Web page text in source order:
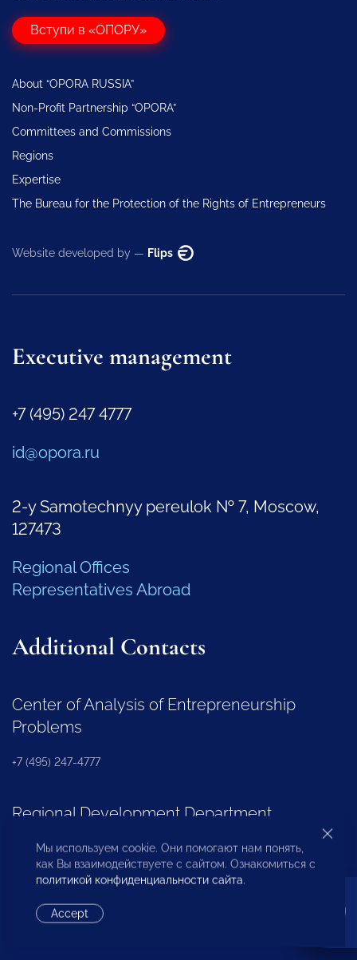
Вступи в «ОПОРУ»
About “OPORA RUSSIA”
Non-Profit Partnership “OPORA”
Committees and Commissions
Regions
Expertise
The Bureau for the Protection of the Rights of Entrepreneurs
Website developed by — Flips
Executive management
+7 (495) 247 4777
id@opora.ru
2-y Samotechnyy pereulok № 7, Moscow,
127473
Regional Offices
Representatives Abroad
Additional Contacts
Center of Analysis of Entrepreneurship
Problems
+7 (495) 247-4777
Regional Development Department
+7 (495) 247-4777 (доб. 116, 117, 132)
OPORA Business Association
Мы используем cookie. Они помогают нам понять,
как Вы взаимодействуете с сайтом. Ознакомиться с
политикой конфиденциальности сайта.
Accept